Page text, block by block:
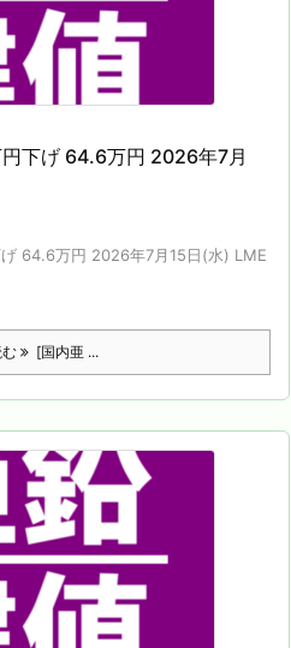
下げ 64.6万円 2026年7月
64.6万円 2026年7月15日(水) LME
[国内亜 ...